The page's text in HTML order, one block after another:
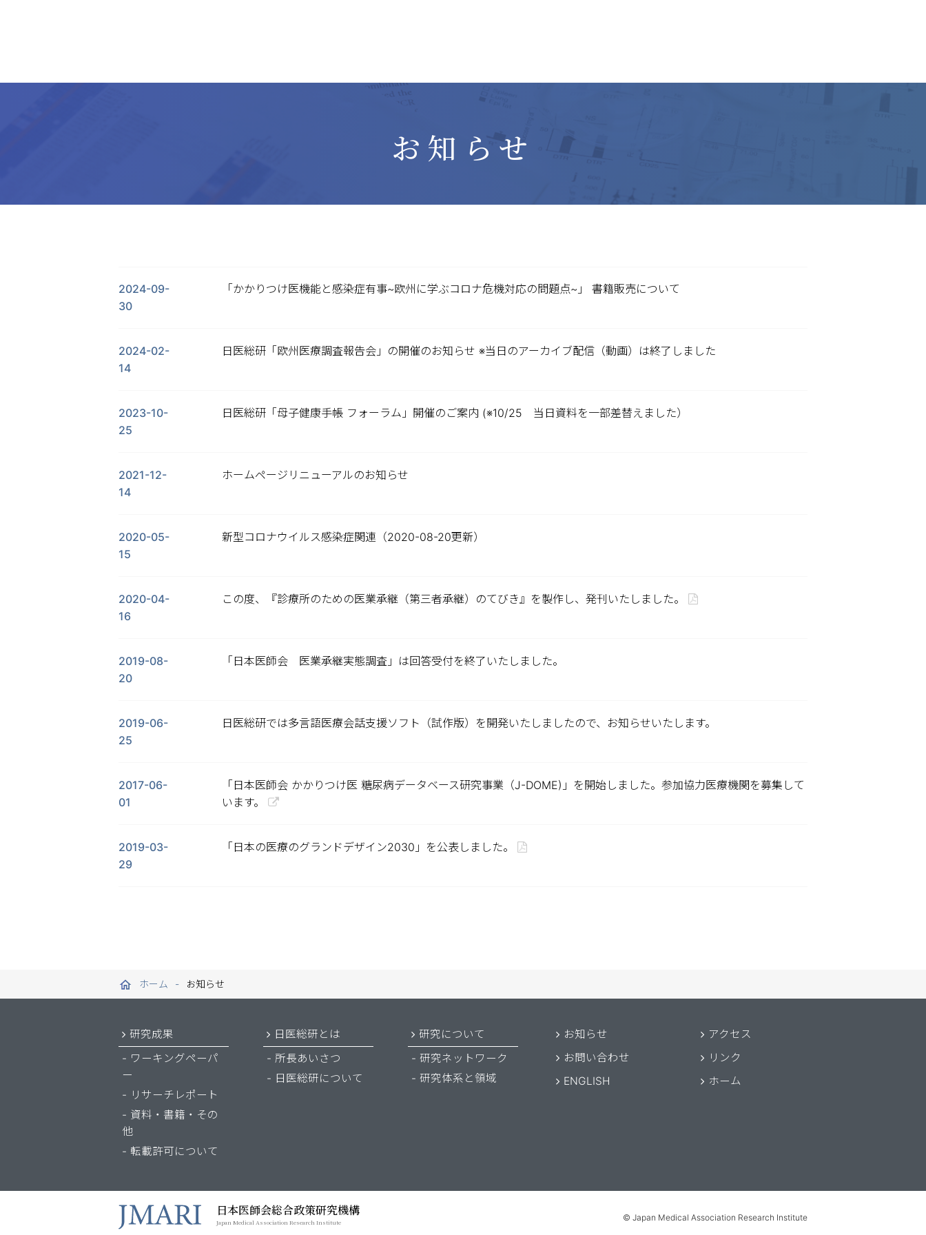
お知らせ
2024-09-
30
「かかりつけ医機能と感染症有事~欧州に学ぶコロナ危機対応の問題点~」 書籍販売について
2024-02-
14
日医総研「欧州医療調査報告会」の開催のお知らせ ※当日のアーカイブ配信（動画）は終了しました
2023-10-
25
日医総研「母子健康手帳 フォーラム」開催のご案内 (※10/25 当日資料を一部差替えました）
2021-12-
14
ホームページリニューアルのお知らせ
2020-05-
15
新型コロナウイルス感染症関連（2020-08-20更新）
2020-04-
16
この度、『診療所のための医業承継（第三者承継）のてびき』を製作し、発刊いたしました。
2019-08-
20
「日本医師会 医業承継実態調査」は回答受付を終了いたしました。
2019-06-
25
日医総研では多言語医療会話支援ソフト（試作版）を開発いたしましたので、お知らせいたします。
2017-06-
01
「日本医師会 かかりつけ医 糖尿病データベース研究事業（J-DOME)」を開始しました。参加協力医療機関を募集して
います。
2019-03-
29
「日本の医療のグランドデザイン2030」を公表しました。
ホーム お知らせ
研究成果
ワーキングペーパ
ー
リサーチレポート
資料・書籍・その
他
転載許可について
日医総研とは
所長あいさつ
日医総研について
研究について
研究ネットワーク
研究体系と領域
お知らせ
アクセス
お問い合わせ
リンク
ENGLISH
ホーム
日本医師会総合政策研究機構
Japan Medical Association Research Institute © Japan Medical Association Research Institute